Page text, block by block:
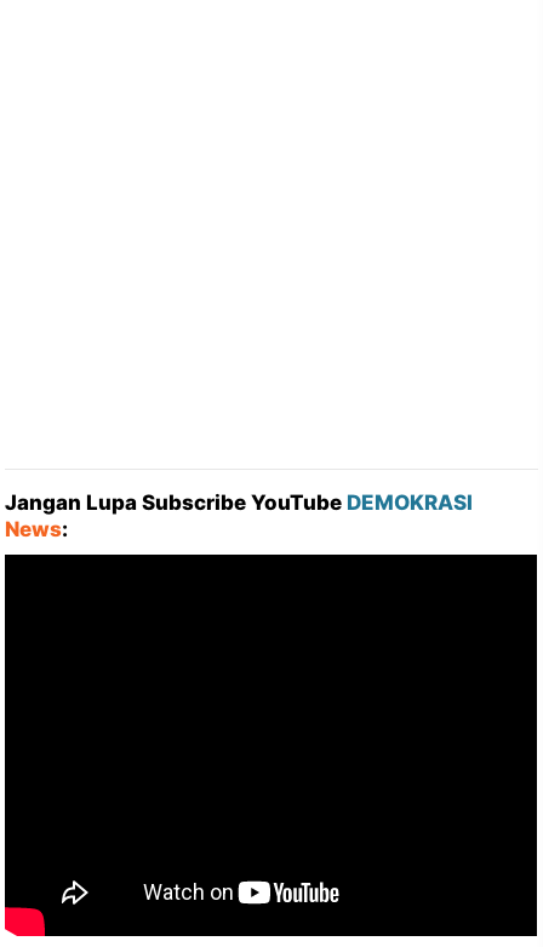
Jangan Lupa Subscribe YouTube DEMOKRASI
News: